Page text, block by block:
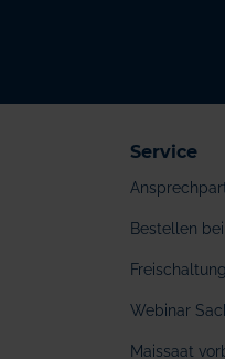
Service
Bestellen
Webinar
Maissaat